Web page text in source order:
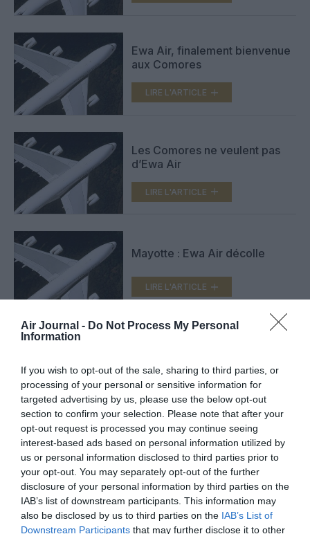
Air Journal - Do Not Process My Personal
Information
If you wish to opt-out of the sale, sharing to third parties, or
processing of your personal or sensitive information for
targeted advertising by us, please use the below opt-out
section to confirm your selection. Please note that after your
opt-out request is processed you may continue seeing
interest-based ads based on personal information utilized by
us or personal information disclosed to third parties prior to
your opt-out. You may separately opt-out of the further
disclosure of your personal information by third parties on the
IAB’s list of downstream participants. This information may
also be disclosed by us to third parties on the IAB’s List of
Downstream Participants that may further disclose it to other
Ewa Air, finalement bienvenue
aux Comores
LIRE L'ARTICLE
Les Comores ne veulent pas
d’Ewa Air
LIRE L'ARTICLE
Mayotte : Ewa Air décolle
LIRE L'ARTICLE
prend son envol
LIRE L'ARTICLE
VOIR PLUS D'ARTICLES
FAIRE UN DON